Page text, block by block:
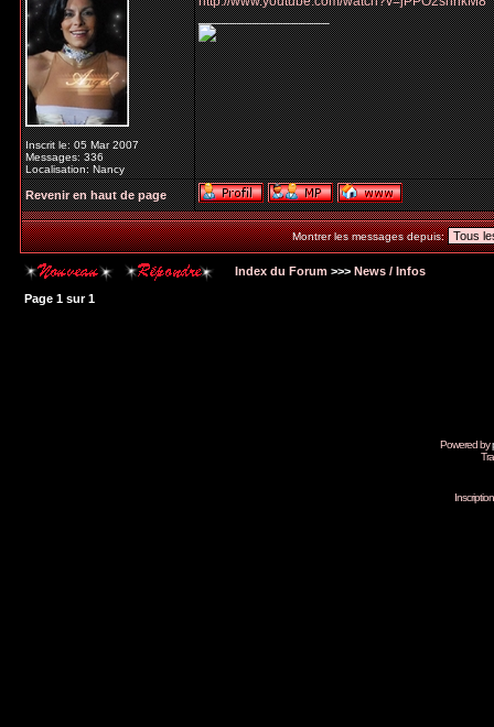
Inscrit le: 05 Mar 2007
Messages: 336
Localisation: Nancy
_________________
Revenir en haut de page
Montrer les messages depuis:
Index du Forum >>> News / Infos
Page 1 sur1
Powered by